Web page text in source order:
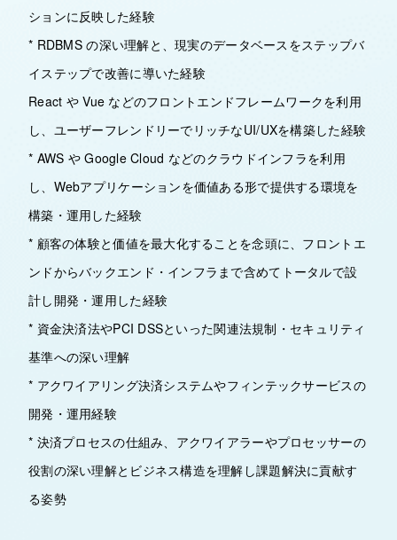
ションに反映した経験
* RDBMS の深い理解と、現実のデータベースをステップバ
イステップで改善に導いた経験
React や Vue などのフロントエンドフレームワークを利用
し、ユーザーフレンドリーでリッチなUI/UXを構築した経験
* AWS や Google Cloud などのクラウドインフラを利用
し、Webアプリケーションを価値ある形で提供する環境を
構築・運用した経験
* 顧客の体験と価値を最大化することを念頭に、フロントエ
ンドからバックエンド・インフラまで含めてトータルで設
計し開発・運用した経験
* 資金決済法やPCI DSSといった関連法規制・セキュリティ
基準への深い理解
* アクワイアリング決済システムやフィンテックサービスの
開発・運用経験
* 決済プロセスの仕組み、アクワイアラーやプロセッサーの
役割の深い理解とビジネス構造を理解し課題解決に貢献す
る姿勢